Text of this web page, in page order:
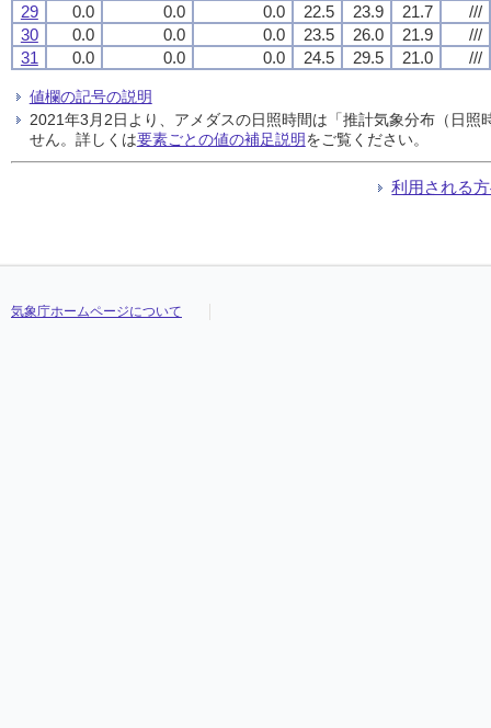
29
0.0 0.0 0.0 22.5 23.9 21.7
///
30
0.0 0.0 0.0 23.5 26.0 21.9
///
31
0.0 0.0 0.0 24.5 29.5 21.0 ///
値欄の記号の説明
2021年3月2日より、アメダスの日照時間は「推計気象分布（日
せん。詳しくは要素ごとの値の補足説明をご覧ください。
利用される
気象庁ホームページについて